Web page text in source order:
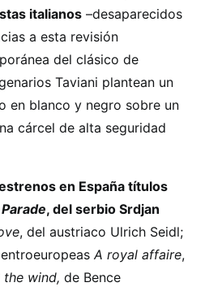
italianos –desaparecidos
a esta revisión
del clásico de
Taviani plantean un
en blanco y negro sobre un
cárcel de alta seguridad
en España títulos
, del serbio Srdjan
, del austriaco Ulrich Seidl;
A royal affaire,
the wind, de Bence